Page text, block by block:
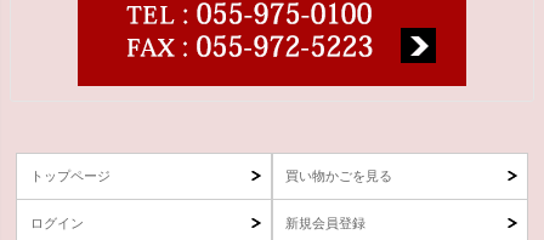
トップページ 買い物かごを見る
ログイン 新規会員登録